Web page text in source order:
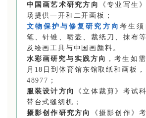
中国画艺术研究方向
《专业写生
场提供一开和二开画板；
文物保护与修复研究方向 考生
笔、针锥、喷壶、裁纸刀、抹布
及绘画工具与中国画颜料。
水彩画研究与实践方向 ，考生如
月18日到体育馆东馆取纸和画板
48977；
服装设计方向
《立体裁剪》考试
带台式缝纫机；
摄影创作研究方向
《摄影创作》